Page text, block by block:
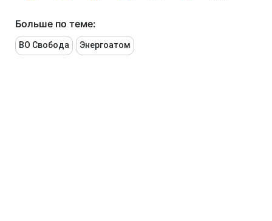
Больше по теме:
ВО Свобода Энергоатом